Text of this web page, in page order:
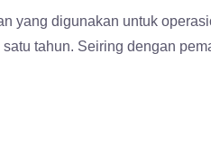
yang digunakan untuk
tahun. Seiring dengan